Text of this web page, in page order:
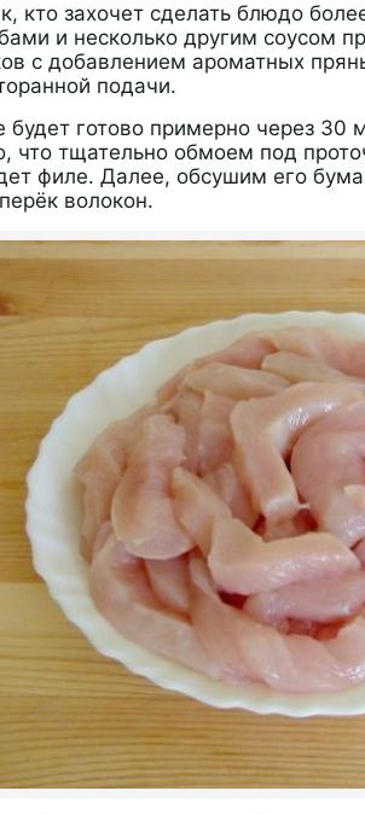
кто захочет сделать блюдо
и несколько другим соусом
с добавлением ароматных
подачи.
готово примерно через 30
что тщательно обмоем под
филе. Далее, обсушим его
волокон.